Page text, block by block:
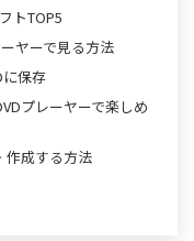
トTOP5
ヤーで見る方法
に保存
プレーヤーで楽しめ
作成する方法